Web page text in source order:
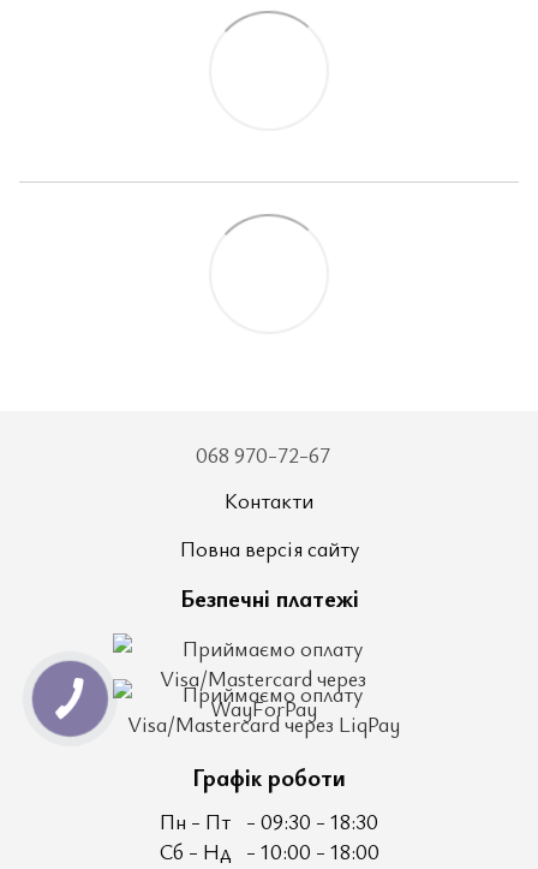
068 970-72-67
Контакти
Повна версія сайту
Безпечні платежі
Графік роботи
Пн - Пт - 09:30 - 18:30
Сб - Нд - 10:00 - 18:00